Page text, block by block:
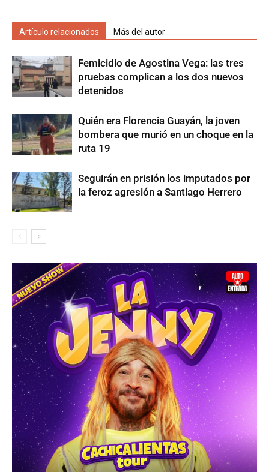
Artículo relacionados Más del autor
Femicidio de Agostina Vega: las tres
pruebas complican a los dos nuevos
detenidos
Quién era Florencia Guayán, la joven
bombera que murió en un choque en la
ruta 19
Seguirán en prisión los imputados por
la feroz agresión a Santiago Herrero